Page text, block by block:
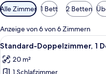
Verfügbare
Filter
für
Zimmer
Alle Zimmer 1 Bett 2 Betten
Anzeige von 6 von 6 Zimmern
Alle
Fotos
für
8
Standard-Doppelzimmer, 1
20 m²
1 Schlafzimmer